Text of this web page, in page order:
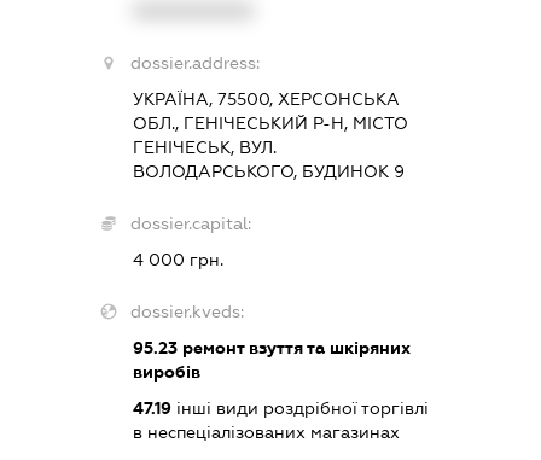
dossier.address:
УКРАЇНА, 75500, ХЕРСОНСЬКА
ОБЛ., ГЕНІЧЕСЬКИЙ Р-Н, МІСТО
ГЕНІЧЕСЬК, ВУЛ.
ВОЛОДАРСЬКОГО, БУДИНОК 9
dossier.capital:
4 000 грн.
dossier.kveds:
95.23 ремонт взуття та шкіряних
виробів
47.19 інші види роздрібної торгівлі
в неспеціалізованих магазинах